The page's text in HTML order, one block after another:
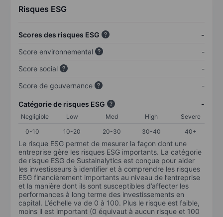
Risques ESG
Scores des risques ESG
-
Score environnemental
-
Score social
-
Score de gouvernance
-
Catégorie de risques ESG -
Negligible Low Med High
Severe
0-10
10-20 20-30 30-40 40+
Le risque ESG permet de mesurer la façon dont une
entreprise gère les risques ESG importants. La catégorie
de risque ESG de Sustainalytics est conçue pour aider
les investisseurs à identifier et à comprendre les risques
ESG financièrement importants au niveau de l’entreprise
et la manière dont ils sont susceptibles d’affecter les
performances à long terme des investissements en
capital. L’échelle va de 0 à 100. Plus le risque est faible,
moins il est important (0 équivaut à aucun risque et 100